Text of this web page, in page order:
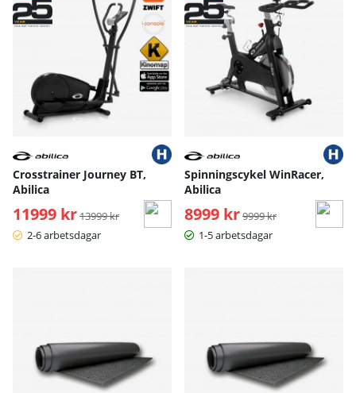
Crosstrainer Journey BT,
Abilica
11999 kr Ordinarie pris:
13999 kr
2-6 arbetsdagar
Spinningscykel WinRacer,
Abilica
8999 kr Ordinarie pris:
9999 kr
1-5 arbetsdagar